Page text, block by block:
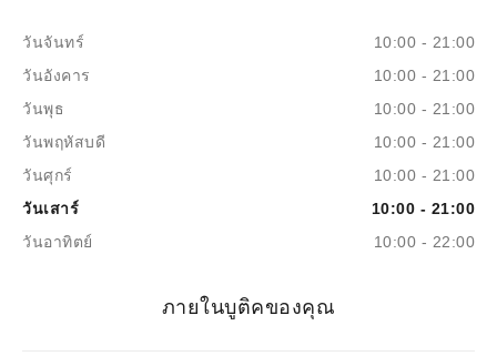
วันจันทร์
10:00 - 21:00
วันอังคาร
10:00 - 21:00
วันพุธ
10:00 - 21:00
วันพฤหัสบดี
10:00 - 21:00
วันศุกร์
10:00 - 21:00
วันเสาร์
10:00 - 21:00
วันอาทิตย์
10:00 - 22:00
ภายในบูติคของคุณ